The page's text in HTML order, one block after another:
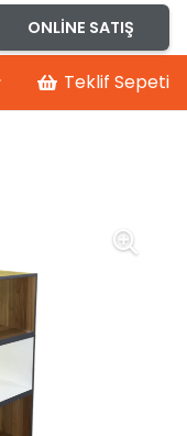
ONLINE SATIŞ
Teklif Sepeti